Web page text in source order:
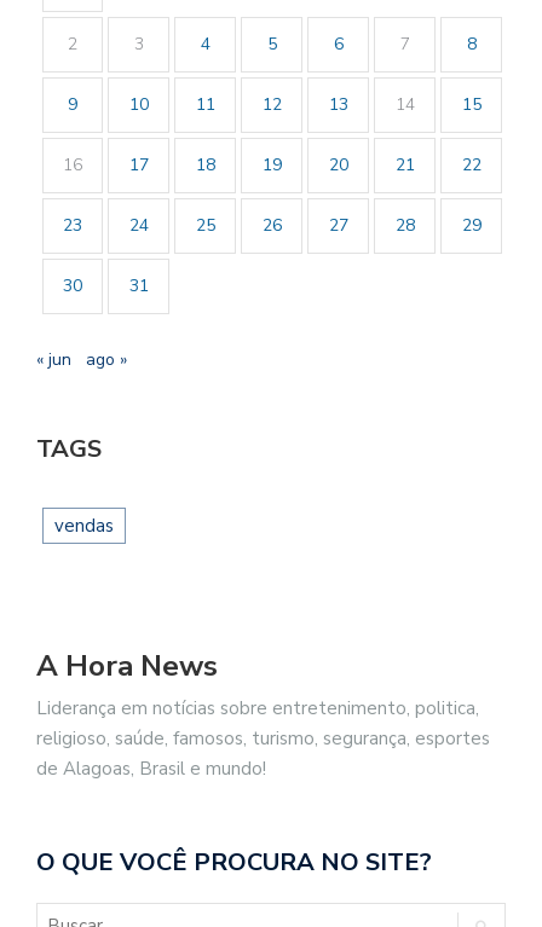
2 3 4 5 6 7 8
9 10 11 12 13 14 15
16 17 18 19 20 21 22
23 24 25 26 27 28 29
30 31
« jun ago »
TAGS
vendas
A Hora News
Liderança em notícias sobre entretenimento, politica,
religioso, saúde, famosos, turismo, segurança, esportes
de Alagoas, Brasil e mundo!
O QUE VOCÊ PROCURA NO SITE?